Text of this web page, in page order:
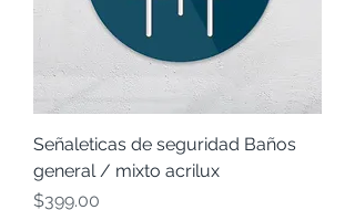
Señaleticas de seguridad Baños
general / mixto acrilux
Precio
$399.00